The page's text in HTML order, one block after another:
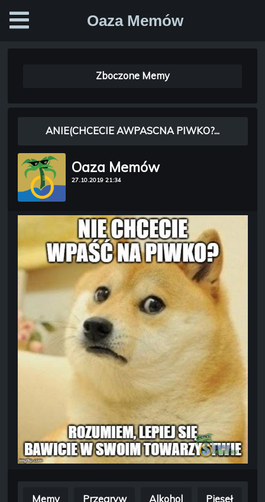
Oaza Memów
Zboczone Memy
Oaza Memów
27.10.2019 21:34
ANIE(CHCECIE AWPASCNA PIWKO?...
Memy Przegryw Alkohol Pieseł